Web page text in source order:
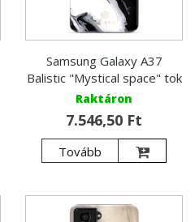
Samsung Galaxy A37
Balistic "Mystical space" tok
Raktáron
7.546,50 Ft
Tovább